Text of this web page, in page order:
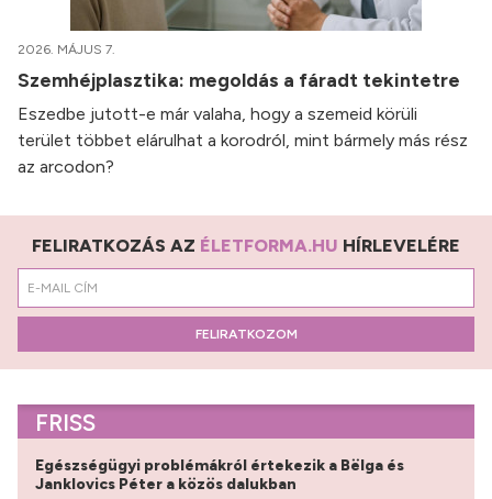
2026. MÁJUS 7.
Szemhéjplasztika: megoldás a fáradt tekintetre
Eszedbe jutott-e már valaha, hogy a szemeid körüli
terület többet elárulhat a korodról, mint bármely más rész
az arcodon?
FELIRATKOZÁS AZ ÉLETFORMA.HU HÍRLEVELÉRE
FELIRATKOZOM
FRISS
Egészségügyi problémákról értekezik a Bëlga és
Janklovics Péter a közös dalukban